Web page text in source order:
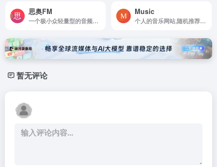
思奥FM
一个极小众轻量型的音频及电台收听平台
Music
个人的音乐网站,随机推荐民谣音乐的网站
暂无评论